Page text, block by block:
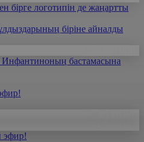
бірге логотипін де жаңартты
біріне айналды
бастамасына
эфир!